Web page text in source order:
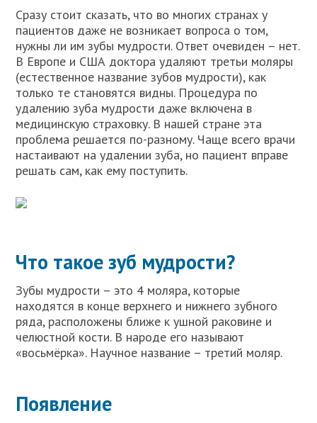
Сразу стоит сказать, что во многих странах у
пациентов даже не возникает вопроса о том,
нужны ли им зубы мудрости. Ответ очевиден – нет.
В Европе и США доктора удаляют третьи моляры
(естественное название зубов мудрости), как
только те становятся видны. Процедура по
удалению зуба мудрости даже включена в
медицинскую страховку. В нашей стране эта
проблема решается по-разному. Чаще всего врачи
настаивают на удалении зуба, но пациент вправе
решать сам, как ему поступить.
Что такое зуб мудрости?
Зубы мудрости – это 4 моляра, которые
находятся в конце верхнего и нижнего зубного
ряда, расположены ближе к ушной раковине и
челюстной кости. В народе его называют
«восьмёрка». Научное название – третий моляр.
Появление